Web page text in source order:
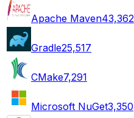
Apache Maven43,362
Gradle25,517
CMake7,291
Microsoft NuGet3,350